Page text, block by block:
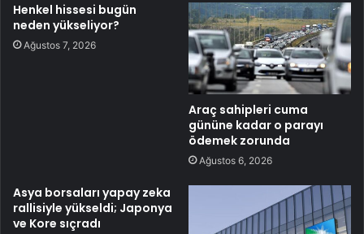
Henkel hissesi bugün
neden yükseliyor?
Ağustos 7, 2026
Araç sahipleri cuma
gününe kadar o parayı
ödemek zorunda
Ağustos 6, 2026
Asya borsaları yapay zeka
rallisiyle yükseldi; Japonya
ve Kore sıçradı